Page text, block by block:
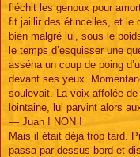
fléchit les genoux pour
fit jaillir des étincelles, et le
bien malgré lui, sous le
le temps d’esquisser une
asséna un coup de poing
devant ses yeux.
soulevait. La voix affolée
lointaine, lui parvint alors
— Juan ! NON !
Mais il était déjà trop tard.
passa par-dessus bord et